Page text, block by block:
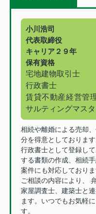
小川浩司
代表取締役
キャリア２９年
保有資格
宅地建物取引士
行政書士
賃貸不動産経営管
サルティングマス
相続や離婚による売却
分を得意としております
行政書士として登録し
する書類の作成、相続
案件にも対応しておりま
ご相談の内容により、
家屋調査士、建築士と
ます。いつでもお気軽
す。